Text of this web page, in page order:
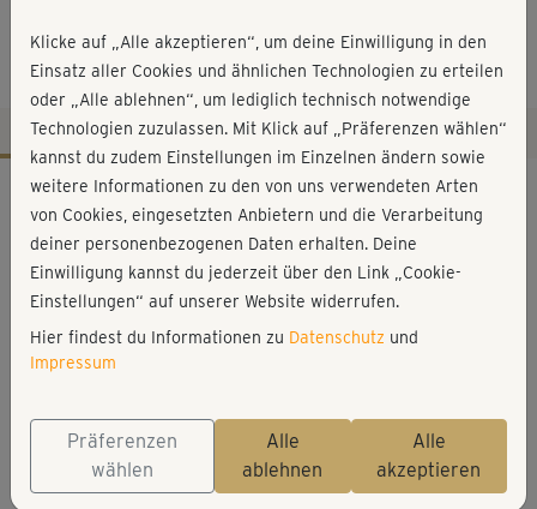
Office-Workout - Schultern, Nacken &
Arme
Workout-Facts
leicht
14 Min
54 kcal
Anette Alvaredo
Schreibtischstuhl, Schreibtisch, ggf. 2 kleine
Klicke auf „Alle akzeptieren“, um deine Einwilligung in den
Einsatz aller Cookies und ähnlichen Technologien zu erteilen
oder „Alle ablehnen“, um lediglich technisch notwendige
Technologien zuzulassen. Mit Klick auf „Präferenzen wählen“
kannst du zudem Einstellungen im Einzelnen ändern sowie
weitere Informationen zu den von uns verwendeten Arten
von Cookies, eingesetzten Anbietern und die Verarbeitung
deiner personenbezogenen Daten erhalten. Deine
Einwilligung kannst du jederzeit über den Link „Cookie-
Einstellungen“ auf unserer Website widerrufen.
Hier findest du Informationen zu Datenschutz und
Impressum
Präferenzen
wählen
Alle
ablehnen
Alle
akzeptieren